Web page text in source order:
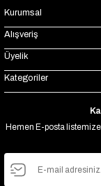
Kurumsal
Alışveriş
Üyelik
Kategoriler
Hemen E-posta